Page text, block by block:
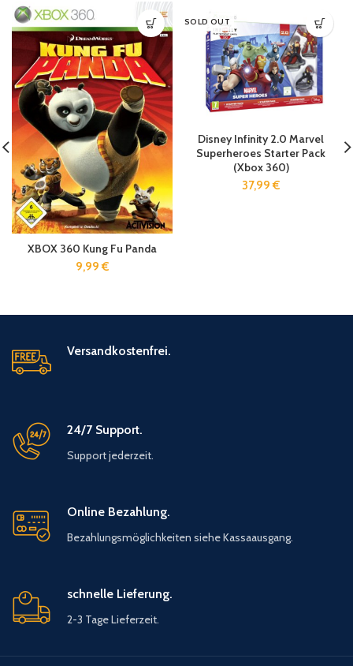
XBOX 360 Kung Fu Panda
9,99€
SOLD OUT
Disney Infinity 2.0 Marvel
Superheroes Starter Pack
(Xbox 360)
37,99€
Versandkostenfrei.
24/7 Support.
Support jederzeit.
Online Bezahlung.
Bezahlungsmöglichkeiten siehe Kassaausgang.
schnelle Lieferung.
2-3 Tage Lieferzeit.